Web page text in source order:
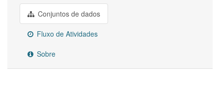
Conjuntos de dados
Fluxo de Atividades
Sobre